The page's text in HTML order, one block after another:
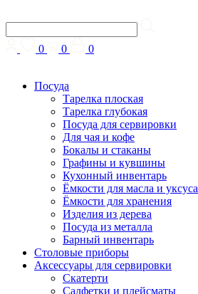
0 0 0
Посуда
Тарелка плоская
Тарелка глубокая
Посуда для сервировки
Для чая и кофе
Бокалы и стаканы
Графины и кувшины
Кухонный инвентарь
Ёмкости для масла и уксуса
Ёмкости для хранения
Изделия из дерева
Посуда из металла
Барный инвентарь
Столовые приборы
Аксессуары для сервировки
Скатерти
Cалфетки и плейсматы